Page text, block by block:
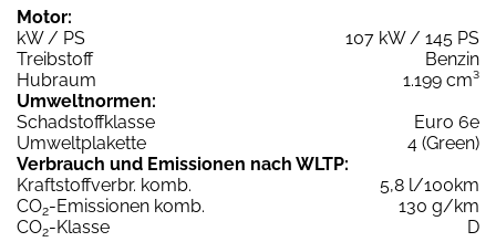
Motor:
kW / PS
107 kW / 145 PS
Treibstoff
Benzin
Hubraum
1.199 cm³
Umweltnormen:
Schadstoffklasse
Euro 6e
Umweltplakette
4 (Green)
Verbrauch und Emissionen nach WLTP:
Kraftstoffverbr. komb.
5,8 l/100km
CO2-Emissionen komb.
130 g/km
CO2-Klasse
D